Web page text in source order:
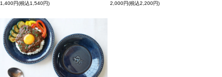
1,400円(税込1,540円)
2,000円(税込2,200円)